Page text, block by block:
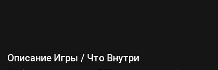
Описание Игры / Что Внутри